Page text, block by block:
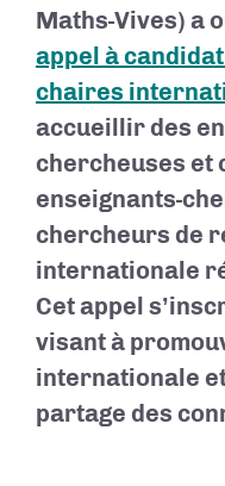
Maths-Vives) a
appel à
chaires
accueillir des
chercheuses et
enseignants-
chercheurs de
internationale
Cet appel
visant à
internationale
partage des